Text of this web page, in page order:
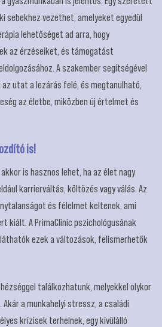
sebekhez vezethet, amelyeket egyedül
lehetőséget ad arra, hogy
az érzéseiket, és támogatást
A szakember segítségével
utat a lezárás felé, és megtanulható,
az életbe, miközben új értelmet és
is!
is hasznos lehet, ha az élet nagy
karrierváltás, költözés vagy válás. Az
és félelmet keltenek, ami
kiált. A PrimaClinic pszichológusának
ezek a változások, felismerhetők
találkozhatunk, melyekkel olykor
Akár a munkahelyi stressz, a családi
krízisek terhelnek, egy kívülálló